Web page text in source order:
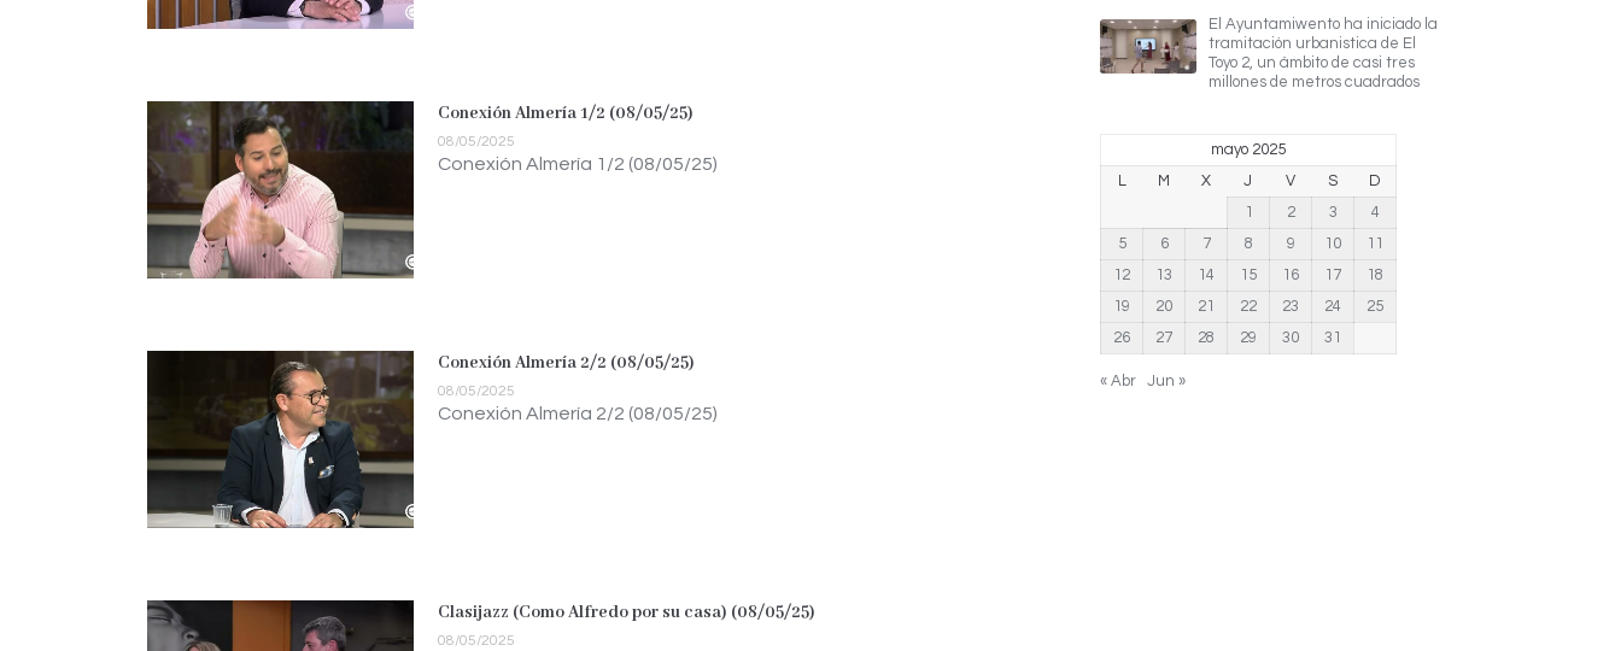
Conexión Almería 1/2 (08/05/25)
08/05/2025
Conexión Almería 1/2 (08/05/25)
Conexión Almería 2/2 (08/05/25)
08/05/2025
Conexión Almería 2/2 (08/05/25)
Clasijazz (Como Alfredo por su casa) (08/05/25)
08/05/2025
El Ayuntamiwento ha iniciado la
tramitación urbanistica de El
Toyo 2, un ámbito de casi tres
millones de metros cuadrados
mayo 2025
L
M X J V S
D
1
2 3
4
5
6 7 8 9 10
11
12
13 14 15 16 17
18
19
20 21 22 23 24
25
26
27 28 29 30 31
« Abr Jun »